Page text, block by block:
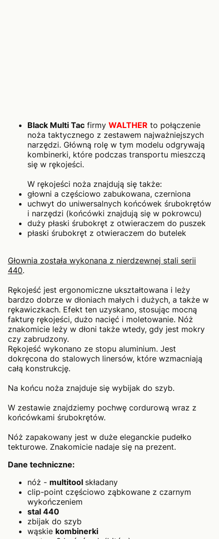
Black Multi Tac firmy WALTHER to połączenie
noża taktycznego z zestawem najważniejszych
narzędzi. Główną rolę w tym modelu odgrywają
kombinerki, które podczas transportu mieszczą
się w rękojeści.
W rękojeści noża znajdują się także:
głowni a częściowo zabukowana, czerniona
uchwyt do uniwersalnych końcówek śrubokrętów
i narzędzi (końcówki znajdują się w pokrowcu)
duży płaski śrubokręt z otwieraczem do puszek
płaski śrubokręt z otwieraczem do butelek
Głownia została wykonana z nierdzewnej stali serii
440.
Rękojeść jest ergonomiczne ukształtowana i leży
bardzo dobrze w dłoniach małych i dużych, a także w
rękawiczkach. Efekt ten uzyskano, stosując mocną
fakturę rękojeści, dużo nacięć i moletowanie. Nóż
znakomicie leży w dłoni także wtedy, gdy jest mokry
czy zabrudzony.
Rękojeść wykonano ze stopu aluminium. Jest
dokręcona do stalowych linersów, które wzmacniają
całą konstrukcję.
Na końcu noża znajduje się wybijak do szyb.
W zestawie znajdziemy pochwę cordurową wraz z
końcówkami śrubokrętów.
Nóż zapakowany jest w duże eleganckie pudełko
tekturowe. Znakomicie nadaje się na prezent.
Dane techniczne:
nóż - multitool składany
clip-point częściowo ząbkowane z czarnym
wykończeniem
stal 440
zbijak do szyb
wąskie kombinerki